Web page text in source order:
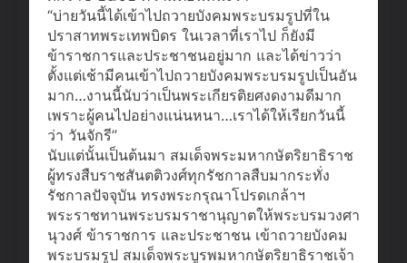
“บ่ายวันนี้ได้เข้าไปถวายบังคมพระบรมรูปที่ใน
ปราสาทพระเทพบิดร ในเวลาที่เราไป ก็ยังมี
ข้าราชการและประชาชนอยู่มาก และได้ข่าวว่า
ตั้งแต่เช้ามีคนเข้าไปถวายบังคมพระบรมรูปเป็นอัน
มาก…งานนี้นับว่าเป็นพระเกียรติยศงดงามดีมาก
เพราะผู้คนไปอย่างแน่นหนา…เราได้ให้เรียกวันนี้
ว่า วันจักรี”
นับแต่นั้นเป็นต้นมา สมเด็จพระมหากษัตริยาธิราช
ผู้ทรงสืบราชสันตติวงศ์ทุกรัชกาลสืบมากระทั่ง
รัชกาลปัจจุบัน ทรงพระกรุณาโปรดเกล้าฯ
พระราชทานพระบรมราชานุญาตให้พระบรมวงศา
นุวงศ์ ข้าราชการ และประชาชน เข้าถวายบังคม
พระบรมรูป สมเด็จพระบูรพมหากษัตริยาธิราชเจ้า